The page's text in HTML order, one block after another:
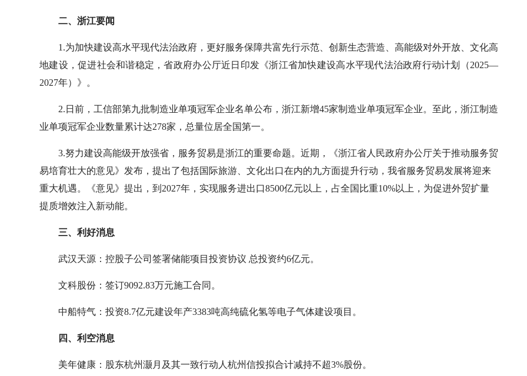
二、浙江要闻
1.为加快建设高水平现代法治政府，更好服务保障共富先行示范、创新生态营造、高能级对外开放、文化高
地建设，促进社会和谐稳定，省政府办公厅近日印发《浙江省加快建设高水平现代法治政府行动计划（2025—
2027年）》。
2.日前，工信部第九批制造业单项冠军企业名单公布，浙江新增45家制造业单项冠军企业。至此，浙江制造
业单项冠军企业数量累计达278家，总量位居全国第一。
3.努力建设高能级开放强省，服务贸易是浙江的重要命题。近期，《浙江省人民政府办公厅关于推动服务贸
易培育壮大的意见》发布，提出了包括国际旅游、文化出口在内的九方面提升行动，我省服务贸易发展将迎来
重大机遇。《意见》提出，到2027年，实现服务进出口8500亿元以上，占全国比重10%以上，为促进外贸扩量
提质增效注入新动能。
三、利好消息
武汉天源：控股子公司签署储能项目投资协议 总投资约6亿元。
文科股份：签订9092.83万元施工合同。
中船特气：投资8.7亿元建设年产3383吨高纯硫化氢等电子气体建设项目。
四、利空消息
美年健康：股东杭州灏月及其一致行动人杭州信投拟合计减持不超3%股份。